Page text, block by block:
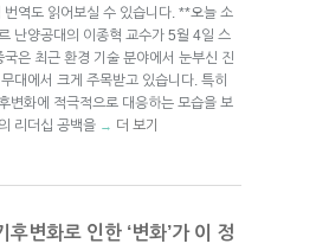
번역도 읽어보실 수 있습니다. **오늘 소
난양공대의 이종혁 교수가 5월 4일 스
은 최근 환경 기술 분야에서 눈부신 진
대에서 크게 주목받고 있습니다. 특히
변화에 적극적으로 대응하는 모습을 보
리더십 공백을 → 더 보기
후변화로 인한 ‘변화’가 이 정